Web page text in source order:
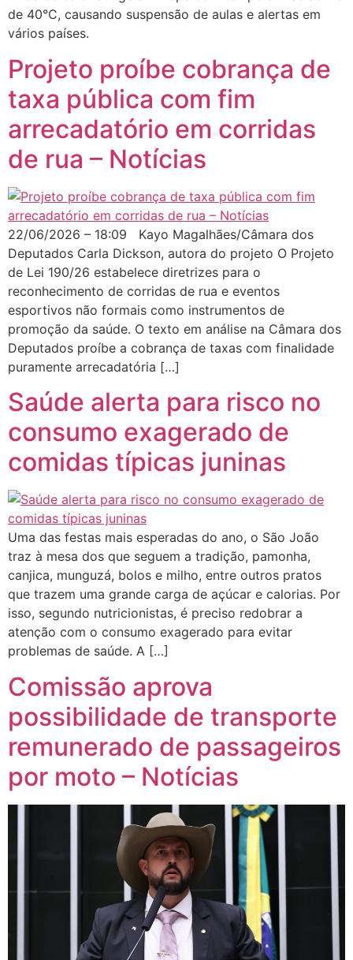
de 40°C, causando suspensão de aulas e alertas em
vários países.
Projeto proíbe cobrança de
taxa pública com fim
arrecadatório em corridas
de rua – Notícias
22/06/2026 – 18:09 Kayo Magalhães/Câmara dos
Deputados Carla Dickson, autora do projeto O Projeto
de Lei 190/26 estabelece diretrizes para o
reconhecimento de corridas de rua e eventos
esportivos não formais como instrumentos de
promoção da saúde. O texto em análise na Câmara dos
Deputados proíbe a cobrança de taxas com finalidade
puramente arrecadatória […]
Saúde alerta para risco no
consumo exagerado de
comidas típicas juninas
Uma das festas mais esperadas do ano, o São João
traz à mesa dos que seguem a tradição, pamonha,
canjica, munguzá, bolos e milho, entre outros pratos
que trazem uma grande carga de açúcar e calorias. Por
isso, segundo nutricionistas, é preciso redobrar a
atenção com o consumo exagerado para evitar
problemas de saúde. A […]
Comissão aprova
possibilidade de transporte
remunerado de passageiros
por moto – Notícias